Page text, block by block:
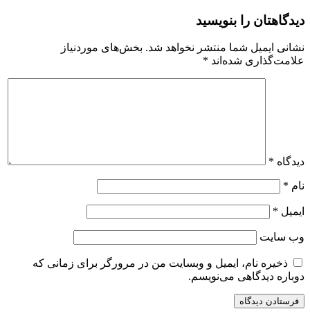
دیدگاهتان را بنویسید
نشانی ایمیل شما منتشر نخواهد شد. بخش‌های موردنیاز
علامت‌گذاری شده‌اند *
دیدگاه *
نام *
ایمیل *
وب‌ سایت
ذخیره نام، ایمیل و وبسایت من در مرورگر برای زمانی که
دوباره دیدگاهی می‌نویسم.